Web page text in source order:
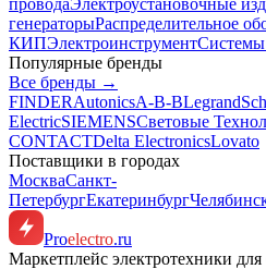
генераторыРаспределительное
КИПЭлектроинструментСистемы
Популярные бренды
Все бренды →
FINDERAutonicsA-B-BLegrand
ElectricSIEMENSСветовые
CONTACTDelta ElectronicsLovato
Поставщики в городах
МоскваСанкт-
ПетербургЕкатеринбург
Proelectro.ru
Маркетплейс электротехники для